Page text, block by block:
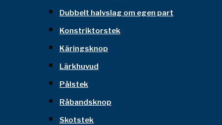
Dubbelt halvslag om egen part
Konstriktorstek
Käringsknop
Lärkhuvud
Pålstek
Råbandsknop
Skotstek